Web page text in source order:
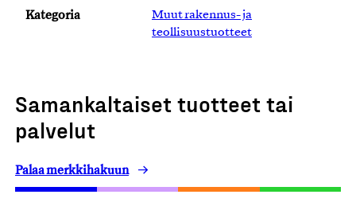
Kategoria
Muut rakennus- ja
teollisuustuotteet
Samankaltaiset tuotteet tai
palvelut
Palaa merkkihakuun